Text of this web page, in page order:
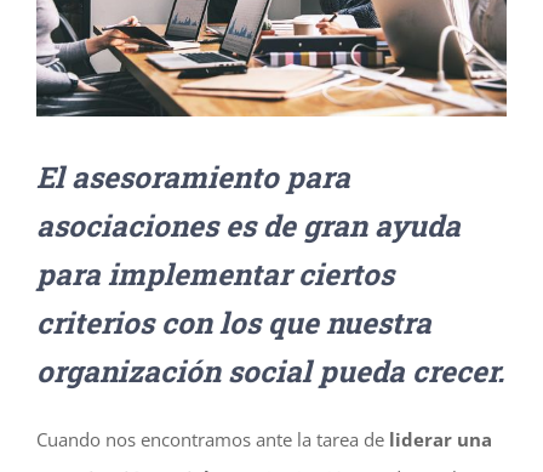
más
grande
El asesoramiento para
asociaciones es de gran ayuda
para implementar ciertos
criterios con los que nuestra
organización social pueda crecer.
Cuando nos encontramos ante la tarea de liderar una